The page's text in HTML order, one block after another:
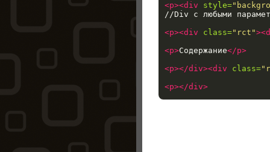
<p><div
style=
//Div с любыми
<p><div
class="rct"
<p>Содержание</p>
<p></div><div
class=
<p></div>